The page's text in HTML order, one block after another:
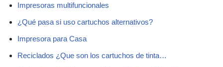
Impresoras multifuncionales
¿Qué pasa si uso cartuchos alternativos?
Impresora para Casa
Reciclados ¿Que son los cartuchos de tinta…